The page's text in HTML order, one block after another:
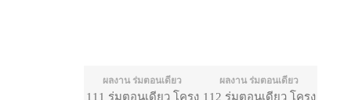
ผลงาน ร่มตอนเดียว
111 ร่มตอนเดียว โครง
ผลงาน ร่มตอนเดียว
112 ร่มตอนเดียว โครง